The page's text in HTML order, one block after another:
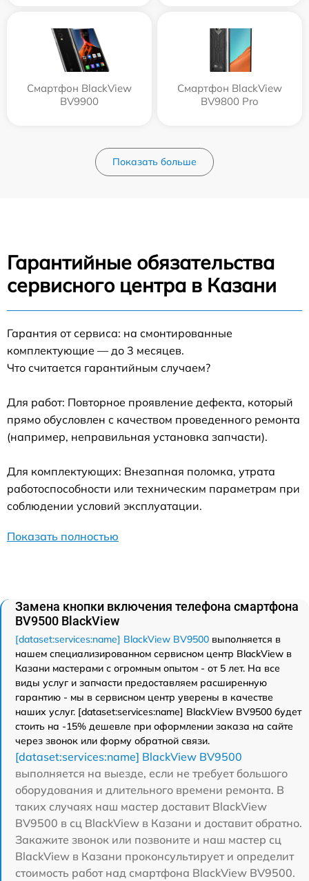
Смартфон BlackView
BV9900
Смартфон BlackView
BV9800 Pro
Показать больше
Гарантийные обязательства
сервисного центра в Казани
Гарантия от сервиса: на смонтированные
комплектующие — до 3 месяцев.
Что считается гарантийным случаем?
Для работ: Повторное проявление дефекта, который
прямо обусловлен с качеством проведенного ремонта
(например, неправильная установка запчасти).
Для комплектующих: Внезапная поломка, утрата
работоспособности или техническим параметрам при
соблюдении условий эксплуатации.
Показать полностью
Замена кнопки включения телефона смартфона
BV9500 BlackView
[dataset:services:name] BlackView BV9500 выполняется в
нашем специализированном сервисном центр BlackView в
Казани мастерами с огромным опытом - от 5 лет. На все
виды услуг и запчасти предоставляем расширенную
гарантию - мы в сервисном центр уверены в качестве
наших услуг. [dataset:services:name] BlackView BV9500 будет
стоить на -15% дешевле при оформлении заказа на сайте
через звонок или форму обратной связи.
[dataset:services:name] BlackView BV9500
выполняется на выезде, если не требует большого
оборудования и длительного времени ремонта. В
таких случаях наш мастер доставит BlackView
BV9500 в сц BlackView в Казани и доставит обратно.
Закажите звонок или позвоните и наш мастер сц
BlackView в Казани проконсультирует и определит
стоимость работ над смартфона BlackView BV9500.